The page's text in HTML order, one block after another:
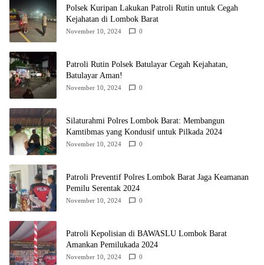
Polsek Kuripan Lakukan Patroli Rutin untuk Cegah
Kejahatan di Lombok Barat
November 10, 2024 0
Patroli Rutin Polsek Batulayar Cegah Kejahatan,
Batulayar Aman!
November 10, 2024 0
Silaturahmi Polres Lombok Barat: Membangun
Kamtibmas yang Kondusif untuk Pilkada 2024
November 10, 2024 0
Patroli Preventif Polres Lombok Barat Jaga Keamanan
Pemilu Serentak 2024
November 10, 2024 0
Patroli Kepolisian di BAWASLU Lombok Barat
Amankan Pemilukada 2024
November 10, 2024 0